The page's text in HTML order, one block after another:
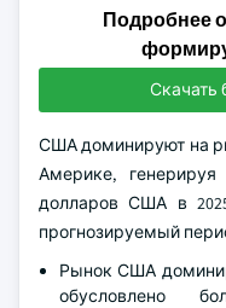
Подробнее
Скачать
США доминируют на
Америке,
долларов США в
прогнозируемый
Рынок США
обусловлено